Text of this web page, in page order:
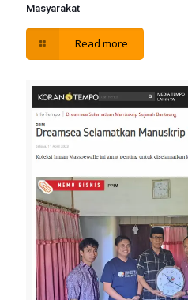
Masyarakat
Read more